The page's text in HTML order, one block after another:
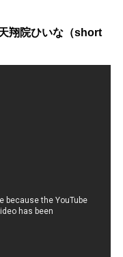
翔院ひいな（short